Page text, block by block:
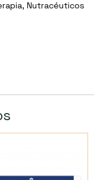
Nutracéuticos